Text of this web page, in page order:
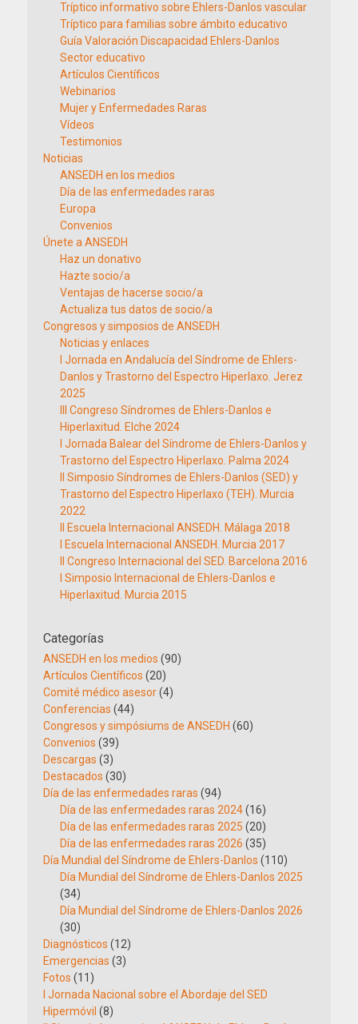
Tríptico informativo sobre Ehlers-Danlos vascular
Tríptico para familias sobre ámbito educativo
Guía Valoración Discapacidad Ehlers-Danlos
Sector educativo
Artículos Científicos
Webinarios
Mujer y Enfermedades Raras
Vídeos
Testimonios
Noticias
ANSEDH en los medios
Día de las enfermedades raras
Europa
Convenios
Únete a ANSEDH
Haz un donativo
Hazte socio/a
Ventajas de hacerse socio/a
Actualiza tus datos de socio/a
Congresos y simposios de ANSEDH
Noticias y enlaces
I Jornada en Andalucía del Síndrome de Ehlers-
Danlos y Trastorno del Espectro Hiperlaxo. Jerez
2025
III Congreso Síndromes de Ehlers-Danlos e
Hiperlaxitud. Elche 2024
I Jornada Balear del Síndrome de Ehlers-Danlos y
Trastorno del Espectro Hiperlaxo. Palma 2024
II Simposio Síndromes de Ehlers-Danlos (SED) y
Trastorno del Espectro Hiperlaxo (TEH). Murcia
2022
II Escuela Internacional ANSEDH. Málaga 2018
I Escuela Internacional ANSEDH. Murcia 2017
II Congreso Internacional del SED. Barcelona 2016
I Simposio Internacional de Ehlers-Danlos e
Hiperlaxitud. Murcia 2015
Categorías
ANSEDH en los medios (90)
Artículos Científicos (20)
Comité médico asesor(4)
Conferencias (44)
Congresos y simpósiums de ANSEDH (60)
Convenios (39)
Descargas (3)
Destacados (30)
Día de las enfermedades raras (94)
Día de las enfermedades raras 2024(16)
Día de las enfermedades raras 2025 (20)
Día de las enfermedades raras 2026 (35)
Día Mundial del Síndrome de Ehlers-Danlos (110)
Día Mundial del Síndrome de Ehlers-Danlos 2025
(34)
Día Mundial del Síndrome de Ehlers-Danlos 2026
(30)
Diagnósticos (12)
Emergencias (3)
Fotos (11)
I Jornada Nacional sobre el Abordaje del SED
Hipermóvil (8)